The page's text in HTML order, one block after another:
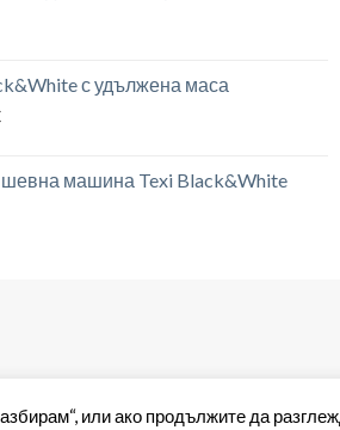
с удължена маса
шевна машина Texi Black&White
или ако продължите да